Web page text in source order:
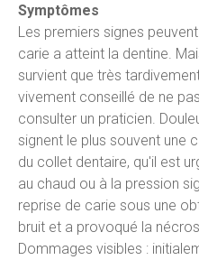
Symptômes
Les premiers signes
carie a atteint la dentine.
survient que très
vivement conseillé de ne
consulter un praticien.
signent le plus souvent une
du collet dentaire, qu'il est
au chaud ou à la pression
reprise de carie sous une
bruit et a provoqué la
Dommages visibles :